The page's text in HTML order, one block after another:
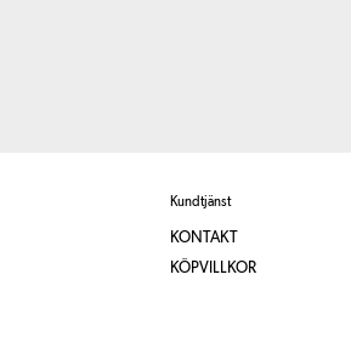
Kundtjänst
KONTAKT
KÖPVILLKOR